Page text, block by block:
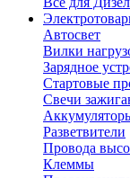
Автосвет
Вилки
Зарядное
Стартовые
Свечи
Разветвители
Провода
Клеммы